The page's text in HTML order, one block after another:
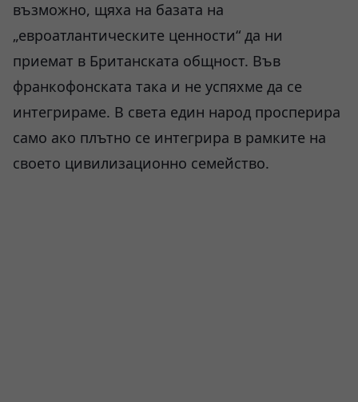
възможно, щяха на базата на
„евроатлантическите ценности“ да ни
приемат в Британската общност. Във
франкофонската така и не успяхме да се
интегрираме. В света един народ просперира
само ако плътно се интегрира в рамките на
своето цивилизационно семейство.